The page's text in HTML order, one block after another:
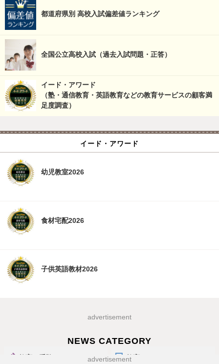
都道府県別 高校入試偏差値ランキング
全国公立高校入試（過去入試問題・正答）
イード・アワード
（塾・通信教育・英語教育などの教育サービスの顧客満
足度調査）
イード・アワード
幼児教室2026
食材宅配2026
子供英語教材2026
advertisement
NEWS CATEGORY
教育ICT
advertisement